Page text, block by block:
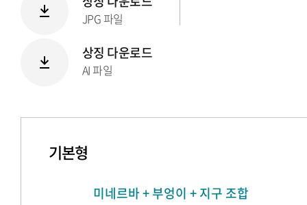
JPG 파일
상징 다운로드
AI 파일
기본형
미네르바 + 부엉이 + 지구 조합